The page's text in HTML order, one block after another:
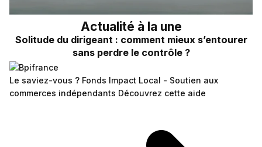
Actualité à la une
Solitude du dirigeant : comment mieux s’entourer
sans perdre le contrôle ?
Le saviez-vous ? Fonds Impact Local - Soutien aux
commerces indépendants Découvrez cette aide